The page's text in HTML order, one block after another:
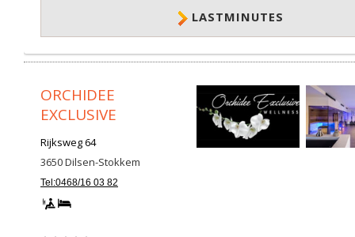
LASTMINUTES
ORCHIDEE
EXCLUSIVE
Rijksweg 64
3650Dilsen-Stokkem
Tel:0468/16 03 82